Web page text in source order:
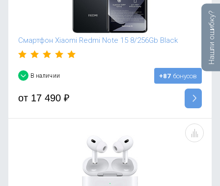
Смартфон Xiaomi Redmi Note 15 8/256Gb Black
В наличии +87 бонусов
от17 490 ₽
Нашли ошибку?